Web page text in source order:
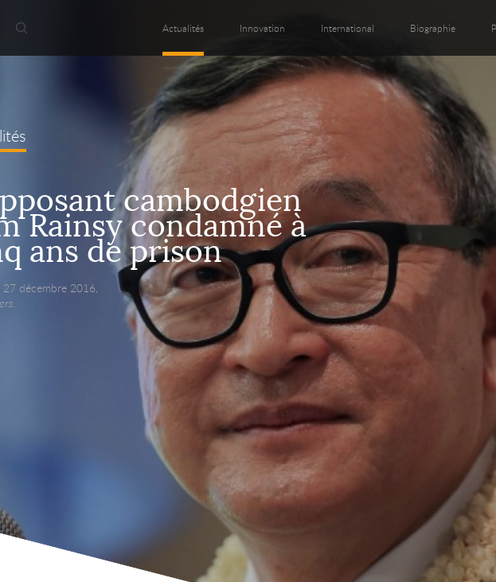
Actualités Innovation International Biographie
cambodgien
Rainsy condamné à
ans de prison
27 décembre 2016,